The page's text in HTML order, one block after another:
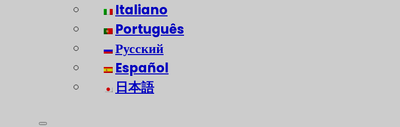
Italiano
Português
Русский
Español
日本語